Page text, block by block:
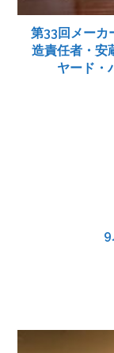
第33回メーカ
造責任者・安
ヤード・
9